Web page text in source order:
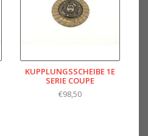
KUPPLUNGSSCHEIBE 1E
SERIE COUPE
€98,50